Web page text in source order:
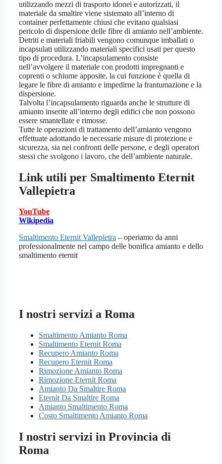
utilizzando mezzi di trasporto idonei e autorizzati, il
materiale da smaltire viene sistemato all’interno di
container perfettamente chiusi che evitano qualsiasi
pericolo di dispersione delle fibre di amianto nell’ambiente.
Detriti e materiali friabili vengono comunque imballati o
incapsulati utilizzando materiali specifici usati per questo
tipo di procedura. L’incapsulamento consiste
nell’avvolgere il materiale con prodotti impregnanti e
coprenti o schiume apposite, la cui funzione è quella di
legare le fibre di amianto e impedirne la frantumazione e la
dispersione.
Talvolta l’incapsulamento riguarda anche le strutture di
amianto inserite all’interno degli edifici che non possono
essere smantellate e rimosse.
Tutte le operazioni di trattamento dell’amianto vengono
effettuate adottando le necessarie misure di protezione e
sicurezza, sia nei confronti delle persone, e degli operatori
stessi che svolgono i lavoro, che dell’ambiente naturale.
Link utili per Smaltimento Eternit
Vallepietra
YouTube
Wikipedia
Smaltimento Eternit Vallepietra – operiamo da anni
professionalmente nel campo delle bonifica amianto e dello
smaltimento eternit
I nostri servizi a Roma
Smaltimento Amianto Roma
Smaltimento Eternit Roma
Recupero Amianto Roma
Recupero Eternit Roma
Rimozione Amianto Roma
Rimozione Eternit Roma
Amianto Da Smaltire Roma
Eternit Da Smaltire Roma
Amianto Smaltimento Roma
Costo Smaltimento Amianto Roma
I nostri servizi in Provincia di
Roma